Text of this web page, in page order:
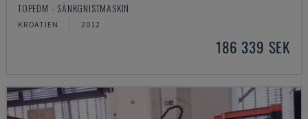
TOPEDM - SÄNKGNISTMASKIN
KROATIEN 2012
186 339 SEK